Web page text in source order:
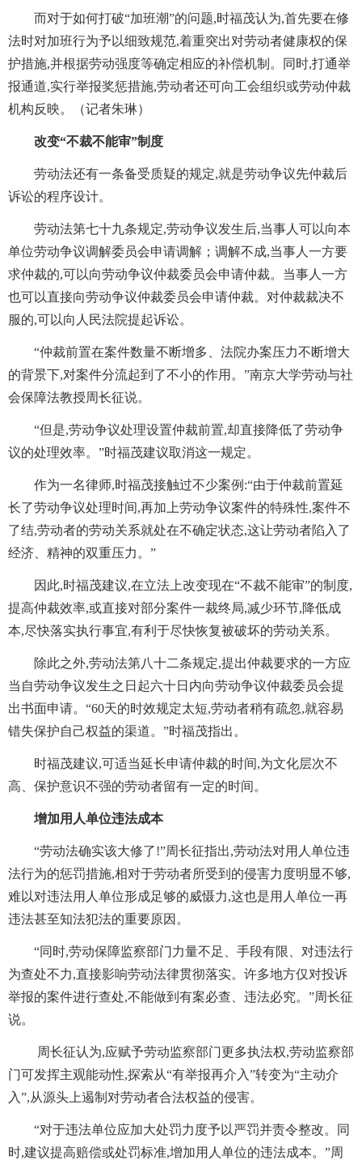
而对于如何打破“加班潮”的问题,时福茂认为,首先要在修
法时对加班行为予以细致规范,着重突出对劳动者健康权的保
护措施,并根据劳动强度等确定相应的补偿机制。同时,打通举
报通道,实行举报奖惩措施,劳动者还可向工会组织或劳动仲裁
机构反映。（记者朱琳）
改变“不裁不能审”制度
劳动法还有一条备受质疑的规定,就是劳动争议先仲裁后
诉讼的程序设计。
劳动法第七十九条规定,劳动争议发生后,当事人可以向本
单位劳动争议调解委员会申请调解；调解不成,当事人一方要
求仲裁的,可以向劳动争议仲裁委员会申请仲裁。当事人一方
也可以直接向劳动争议仲裁委员会申请仲裁。对仲裁裁决不
服的,可以向人民法院提起诉讼。
“仲裁前置在案件数量不断增多、法院办案压力不断增大
的背景下,对案件分流起到了不小的作用。”南京大学劳动与社
会保障法教授周长征说。
“但是,劳动争议处理设置仲裁前置,却直接降低了劳动争
议的处理效率。”时福茂建议取消这一规定。
作为一名律师,时福茂接触过不少案例:“由于仲裁前置延
长了劳动争议处理时间,再加上劳动争议案件的特殊性,案件不
了结,劳动者的劳动关系就处在不确定状态,这让劳动者陷入了
经济、精神的双重压力。”
因此,时福茂建议,在立法上改变现在“不裁不能审”的制度,
提高仲裁效率,或直接对部分案件一裁终局,减少环节,降低成
本,尽快落实执行事宜,有利于尽快恢复被破坏的劳动关系。
除此之外,劳动法第八十二条规定,提出仲裁要求的一方应
当自劳动争议发生之日起六十日内向劳动争议仲裁委员会提
出书面申请。“60天的时效规定太短,劳动者稍有疏忽,就容易
错失保护自己权益的渠道。”时福茂指出。
时福茂建议,可适当延长申请仲裁的时间,为文化层次不
高、保护意识不强的劳动者留有一定的时间。
增加用人单位违法成本
“劳动法确实该大修了!”周长征指出,劳动法对用人单位违
法行为的惩罚措施,相对于劳动者所受到的侵害力度明显不够,
难以对违法用人单位形成足够的威慑力,这也是用人单位一再
违法甚至知法犯法的重要原因。
“同时,劳动保障监察部门力量不足、手段有限、对违法行
为查处不力,直接影响劳动法律贯彻落实。许多地方仅对投诉
举报的案件进行查处,不能做到有案必查、违法必究。”周长征
说。
周长征认为,应赋予劳动监察部门更多执法权,劳动监察部
门可发挥主观能动性,探索从“有举报再介入”转变为“主动介
入”,从源头上遏制对劳动者合法权益的侵害。
“对于违法单位应加大处罚力度予以严罚并责令整改。同
时,建议提高赔偿或处罚标准,增加用人单位的违法成本。”周